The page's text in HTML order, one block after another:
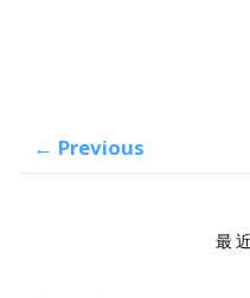
← Previous
最